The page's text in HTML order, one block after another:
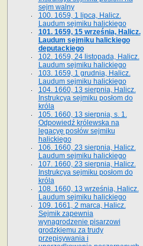
sejm walny
100. 1659, 1 lipca, Halicz.
Laudum sejmiku halickiego
101. 1659, 15 września, Halicz.
Laudum sejmiku halickiego
deputackiego
102. 1659, 24 listopada, Halicz.
Laudum sejmiku halickiego
103. 1659, 1 grudnia, Halicz.
Laudum sejmiku halickiego
104. 1660, 13 sierpnia, Halicz.
Instrukcya sejmiku posłom do
króla
105. 1660, 13 sierpnia, s. 1.
Odpowiedź królewska na
legacyę posłów sejmiku
halickiego
106. 1660, 23 sierpnia, Halicz.
Laudum sejmiku halickiego
107. 1660, 23 sierpnia, Halicz.
Instrukcya sejmiku posłom do
króla
108. 1660, 13 września, Halicz.
Laudum sejmiku halickiego
109. 1661, 2 marca, Halicz.
Sejmik zapewnia
wynagrodzenie pisarzowi
grodzkiemu za trudy
przepisywania i